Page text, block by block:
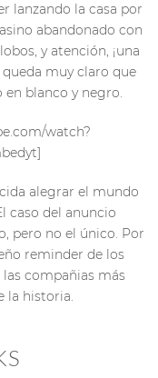
lanzando la casa por
abandonado con
y atención, ¡una
muy claro que
en blanco y negro.
watch?
alegrar el mundo
caso del anuncio
pero no el único. Por
reminder de los
compañias más
la historia.